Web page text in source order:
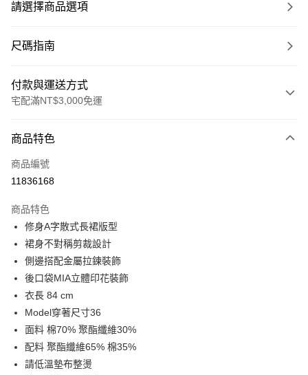
請選擇商品選項
尺碼指南
付款與運送方式
宅配滿NT$3,000免運
信用卡一次付款
LINE Pay
街口支付
悠遊付
Google Pay
全盈+PAY
AFTEE先享後付
相關說明
【關於「AFTEE先享後付」】
AFTEE先享後付是「在收到商品之後才付款」的支付方式。 讓您購物簡單
ATM付款
商品特色
商品編號
11836168
商品特色
修身A字散式長裙版型
裙身不對稱剪裁設計
側邊搭配金屬拉鍊裝飾
後口袋MIA立體印花裝飾
衣長 84 cm
Model穿著尺寸36
面料 棉70% 聚酯纖維30%
配料 聚酯纖維65% 棉35%
請低溫墊布整燙